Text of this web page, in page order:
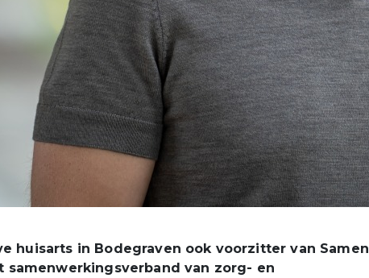
huisarts in Bodegraven ook voorzitter van Samen
samenwerkingsverband van zorg- en